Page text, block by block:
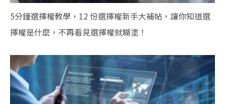
5分鐘選擇權教學，12 份選擇權新手大補帖，讓你知道選
擇權是什麼，不再看見選擇權就糊塗！